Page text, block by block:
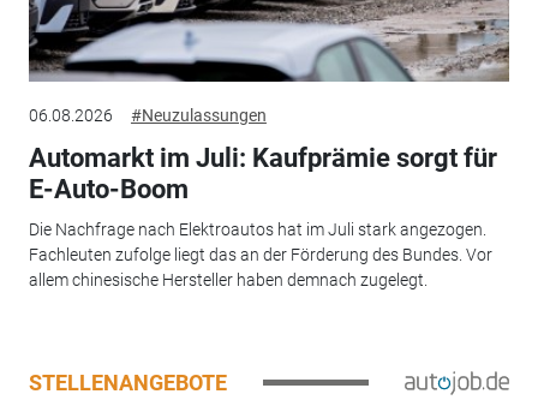
06.08.2026 #Neuzulassungen
Automarkt im Juli: Kaufprämie sorgt für
E-Auto-Boom
Die Nachfrage nach Elektroautos hat im Juli stark angezogen.
Fachleuten zufolge liegt das an der Förderung des Bundes. Vor
allem chinesische Hersteller haben demnach zugelegt.
STELLENANGEBOTE